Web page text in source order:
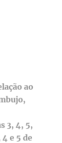
ao
3, 4, 5,
4 e 5 de